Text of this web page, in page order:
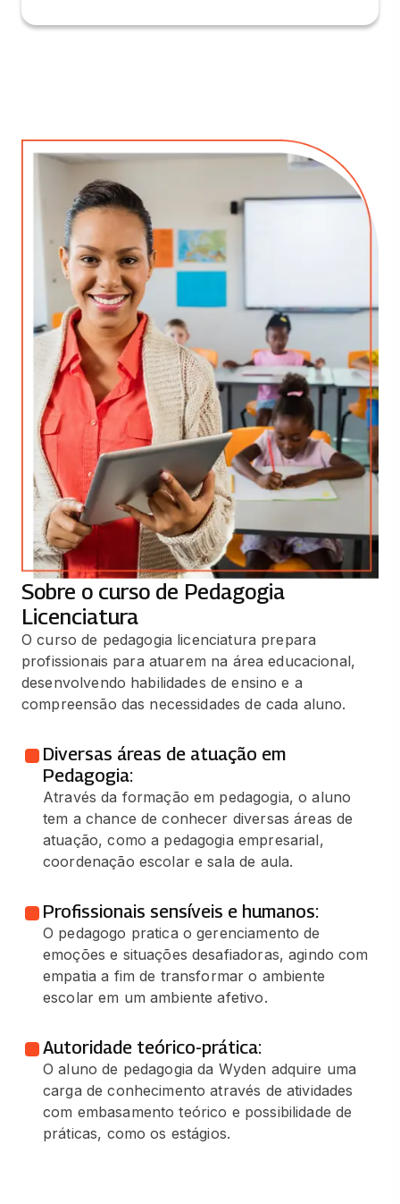
Sobre o curso de Pedagogia
Licenciatura
O curso de pedagogia licenciatura prepara
profissionais para atuarem na área educacional,
desenvolvendo habilidades de ensino e a
compreensão das necessidades de cada aluno.
Diversas áreas de atuação em
Pedagogia:
Através da formação em pedagogia, o aluno
tem a chance de conhecer diversas áreas de
atuação, como a pedagogia empresarial,
coordenação escolar e sala de aula.
Profissionais sensíveis e humanos:
O pedagogo pratica o gerenciamento de
emoções e situações desafiadoras, agindo com
empatia a fim de transformar o ambiente
escolar em um ambiente afetivo.
Autoridade teórico-prática:
O aluno de pedagogia da Wyden adquire uma
carga de conhecimento através de atividades
com embasamento teórico e possibilidade de
práticas, como os estágios.